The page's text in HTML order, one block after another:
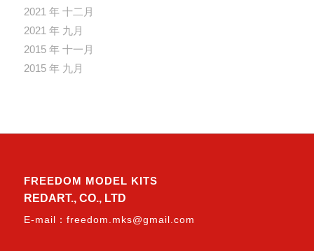
2021 年 十二月
2021 年 九月
2015 年 十一月
2015 年 九月
FREEDOM MODEL KITS
REDART., CO., LTD
E-mail： freedom.mks@gmail.com